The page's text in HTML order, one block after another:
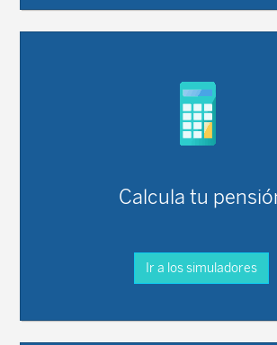
Calcula tu
Ir a los simuladores